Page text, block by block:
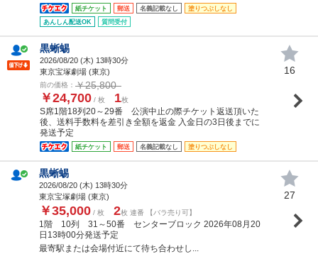
紙チケット 郵送 名義記載なし
塗りつぶしなし
あんしん配送OK
質問受付
黒蜥蜴
2026/08/20 (木) 13時30分
東京宝塚劇場 (東京)
前の価格： ￥25,800
￥24,700 / 枚 1枚
S席1階18列20～29番 公演中止の際チケット返送頂いた
後、送料手数料を差引き全額を返金 入金日の3日後までに
発送予定
紙チケット 郵送 名義記載なし 塗りつぶしなし
16
黒蜥蜴
2026/08/20 (木) 13時30分
東京宝塚劇場 (東京)
￥35,000 / 枚 2枚 連番 【バラ売り可】
1階 10列 31～50番 センターブロック 2026年08月20
日13時00分発送予定
最寄駅または会場付近にて待ち合わせし...
27